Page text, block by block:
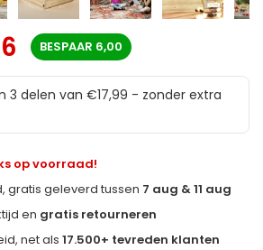
BESPAAR 6,00
3 delen van €17,99 - zonder extra
op voorraad!
gratis geleverd tussen 7 aug & 11 aug
en gratis retourneren
net als17.500+ tevreden klanten